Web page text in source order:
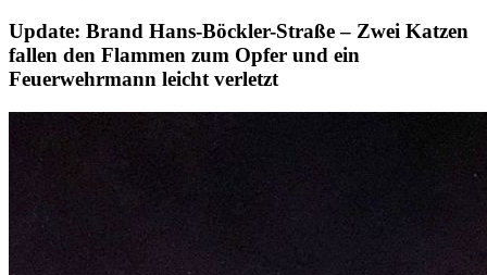
Update: Brand Hans-Böckler-Straße – Zwei Katzen
fallen den Flammen zum Opfer und ein
Feuerwehrmann leicht verletzt